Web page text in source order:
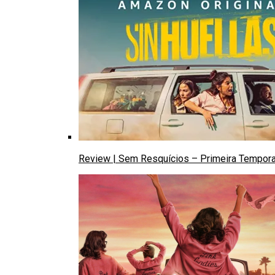
Review | Sem Resquícios – Primeira